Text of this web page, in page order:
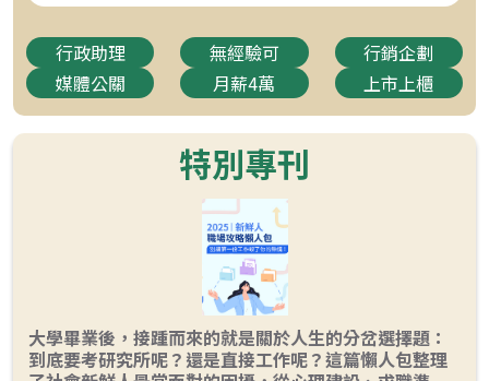
行政助理 無經驗可
行銷企劃
媒體公關
月薪4萬 上市上櫃
特別專刊
大學畢業後，接踵而來的就是關於人生的分岔選擇題：
到底要考研究所呢？還是直接工作呢？這篇懶人包整理